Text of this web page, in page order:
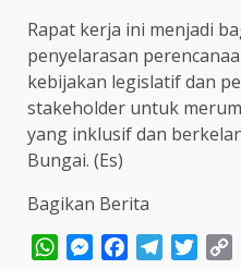
Rapat kerja ini menjadi
penyelarasan
kebijakan legislatif dan
stakeholder untuk
yang inklusif dan
Bungai. (Es)
Bagikan Berita
WhatsAppMessenger
FacebookTelegram